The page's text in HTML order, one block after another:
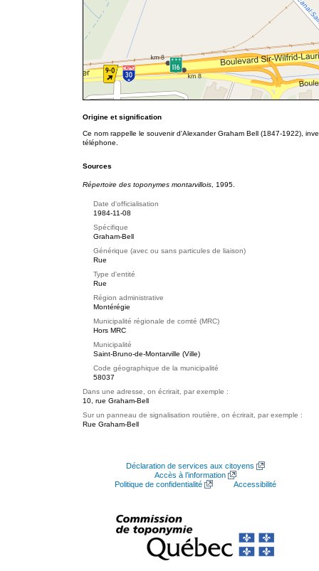
Origine et signification
Ce nom rappelle le souvenir d'Alexander Graham Bell (1847-1922),
téléphone.
Sources
Répertoire des toponymes montarvillois , 1995.
Date d'officialisation
1984-11-08
Spécifique
Graham-Bell
Générique (avec ou sans particules de liaison)
Rue
Type d'entité
Rue
Région administrative
Montérégie
Municipalité régionale de comté (MRC)
Hors MRC
Municipalité
Saint-Bruno-de-Montarville (Ville)
Code géographique de la municipalité
58037
Dans une adresse, on écrirait, par exemple :
10, rue Graham-Bell
Sur un panneau de signalisation routière, on écrirait, par exemple :
Rue Graham-Bell
Déclaration de services aux citoyens
Accès à l’information
Politique de confidentialité
Accessibilité